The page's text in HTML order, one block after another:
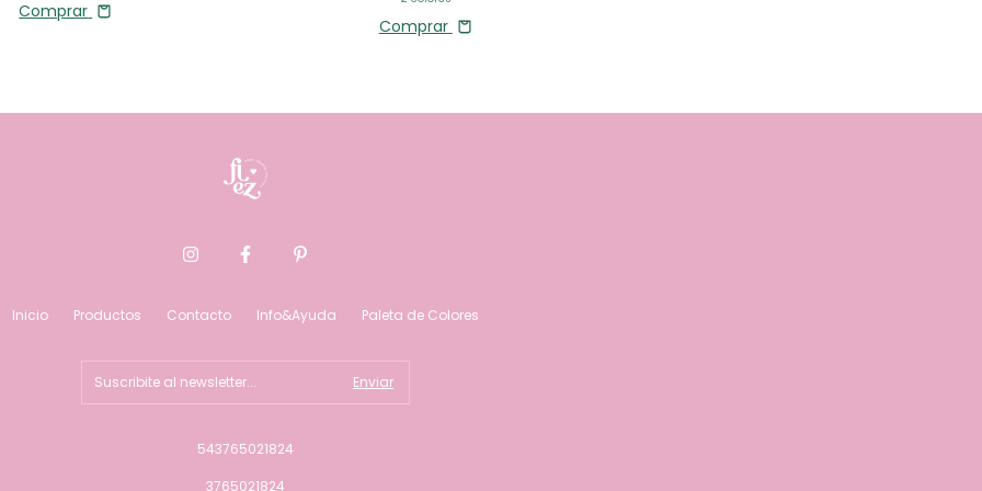
Comprar
Comprar
Inicio Productos Contacto Info&Ayuda Paleta de Colores
543765021824
3765021824